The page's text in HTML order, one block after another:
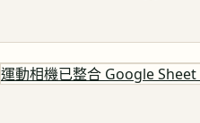
運動相機已整合 Google Sheet